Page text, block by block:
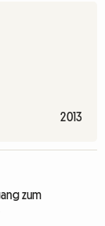
2013
zum